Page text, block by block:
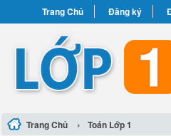
Trang Chủ Đăng ký
Trang Chủ › Toán Lớp 1